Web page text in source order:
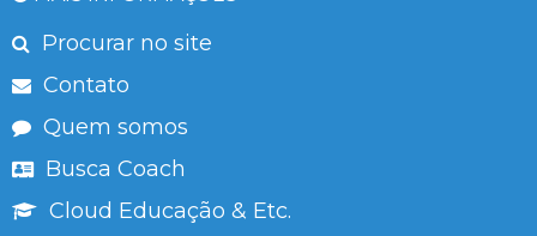
Procurar no site
Contato
Quem somos
Busca Coach
Cloud Educação & Etc.